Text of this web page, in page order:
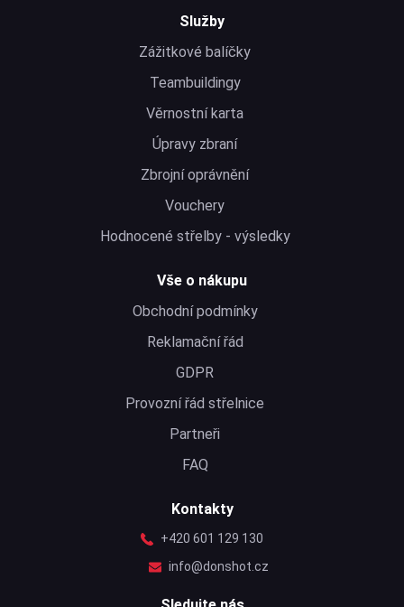
Služby
Zážitkové balíčky
Teambuildingy
Věrnostní karta
Úpravy zbraní
Zbrojní oprávnění
Vouchery
Hodnocené střelby - výsledky
Vše o nákupu
Obchodní podmínky
Reklamační řád
GDPR
Provozní řád střelnice
Partneři
FAQ
Kontakty
+420 601 129 130
info@donshot.cz